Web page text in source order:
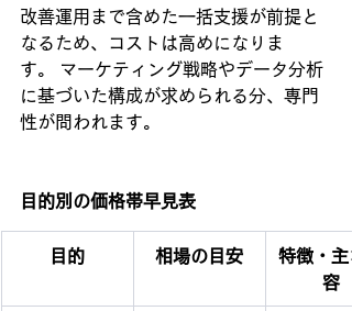
改善運用まで含めた一括支援が前提と
なるため、コストは高めになりま
す。 マーケティング戦略やデータ分析
に基づいた構成が求められる分、専門
性が問われます。
目的別の価格帯早見表
目的 相場の目安
特徴・主
容